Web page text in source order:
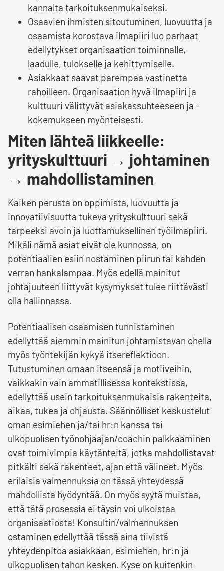
kannalta tarkoituksenmukaiseksi.
Osaavien ihmisten sitoutuminen, luovuutta ja
osaamista korostava ilmapiiri luo parhaat
edellytykset organisaation toiminnalle,
laadulle, tulokselle ja kehittymiselle.
Asiakkaat saavat parempaa vastinetta
rahoilleen. Organisaation hyvä ilmapiiri ja
kulttuuri välittyvät asiakassuhteeseen ja -
kokemukseen myönteisesti.
Miten lähteä liikkeelle:
yrityskulttuuri → johtaminen
→ mahdollistaminen
Kaiken perusta on oppimista, luovuutta ja
innovatiivisuutta tukeva yrityskulttuuri sekä
tarpeeksi avoin ja luottamuksellinen työilmapiiri.
Mikäli nämä asiat eivät ole kunnossa, on
potentiaalien esiin nostaminen piirun tai kahden
verran hankalampaa. Myös edellä mainitut
johtajuuteen liittyvät kysymykset tulee riittävästi
olla hallinnassa.
Potentiaalisen osaamisen tunnistaminen
edellyttää aiemmin mainitun johtamistavan ohella
myös työntekijän kykyä itsereflektioon.
Tutustuminen omaan itseensä ja motiiveihin,
vaikkakin vain ammatillisessa kontekstissa,
edellyttää usein tarkoituksenmukaisia rakenteita,
aikaa, tukea ja ohjausta. Säännölliset keskustelut
oman esimiehen ja/tai hr:n kanssa tai
ulkopuolisen työnohjaajan/coachin palkkaaminen
ovat toimivimpia käytänteitä, jotka mahdollistavat
pitkälti sekä rakenteet, ajan että välineet. Myös
erilaisia valmennuksia on tässä yhteydessä
mahdollista hyödyntää. On myös syytä muistaa,
että tätä prosessia ei täysin voi ulkoistaa
organisaatiosta! Konsultin/valmennuksen
ostaminen edellyttää tässä aina tiivistä
yhteydenpitoa asiakkaan, esimiehen, hr:n ja
ulkopuolisen tahon kesken. Kyse on kuitenkin